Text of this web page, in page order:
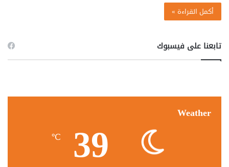
أكمل القراءة »
تابعنا على فيسبوك
Weather
39
℃